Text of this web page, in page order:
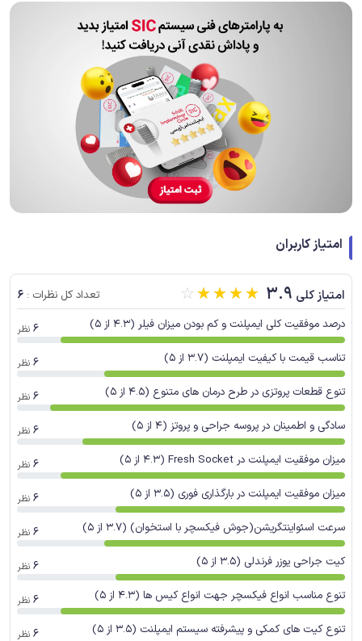
امتیاز کاربران
امتیاز کلی 3.9
☆☆☆☆☆ تعداد کل نظرات : 6
درصد موفقیت کلی ایمپلنت و کم بودن میزان فیلر (4.3 از 5) 6 نظر
تناسب قیمت با کیفیت ایمپلنت (3.7 از 5) 6 نظر
تنوع قطعات پروتزی در طرح درمان های متنوع (4.5 از 5) 6 نظر
سادگی و اطمینان در پروسه جراحی و پروتز (4 از 5) 6 نظر
میزان موفقیت ایمپلنت در Fresh Socket (4.3 از 5) 6 نظر
میزان موفقیت ایمپلنت در بارگذاری فوری (3.5 از 5) 6 نظر
سرعت اسئواینتگریشن(جوش فیکسچر با استخوان) (3.7 از 5) 6 نظر
کیت جراحی یوزر فرندلی (3.5 از 5) 6 نظر
تنوع مناسب انواع فیکسچر جهت انواع کیس ها (4.3 از 5) 6 نظر
تنوع کیت های کمکی و پیشرفته سیستم ایمپلنت (3.5 از 5) 6 نظر